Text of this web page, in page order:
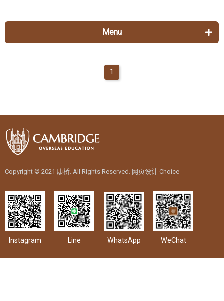
Menu
热门领域
留学生活
问答集
英国留学
各校列表
教育优势
学位申请
1
Copyright © 2021 康桥. All Rights Reserved. 网页设计 Choice
Instagram Line WhatsApp WeChat